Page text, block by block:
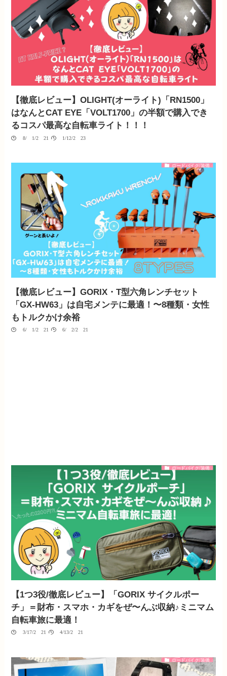
【徹底レビュー】OLIGHT(オーライト)「RN1500」
はなんとCAT EYE「VOLT1700」の半額で購入でき
るコスパ最高な自転車ライト！！！
08/01/2021 01/12/2023
ロードバイク/装備
【徹底レビュー】GORIX・T型六角レンチセット
「GX-HW63」は自宅メンテに最適！〜8種類・女性
もトルクかけ余裕
06/01/2021 06/02/2021
ロードバイク/装備
【1つ3役/徹底レビュー】「GORIX サイクルポー
チ」＝財布・スマホ・カギをぜ〜んぶ収納♪ミニマム
自転車旅に最適！
03/17/2021 04/13/2021
ロードバイク/装備